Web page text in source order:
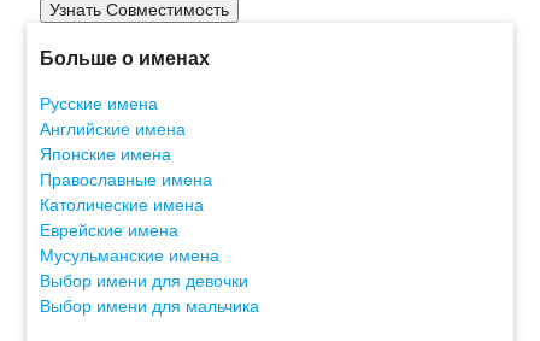
Больше о именах
Русские имена
Английские имена
Японские имена
Православные имена
Католические имена
Еврейские имена
Мусульманские имена
Выбор имени для девочки
Выбор имени для мальчика